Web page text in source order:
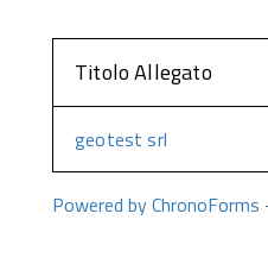
Titolo Allegato
geotest srl
Powered by ChronoForms